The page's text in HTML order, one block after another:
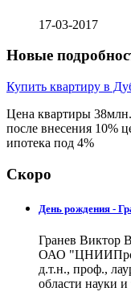
17-03-2017
Новые
Купить квартиру в
Цена квартиры
после внесения 10%
ипотека под 4%
Скоро
День рождения -
Гранев Виктор
ОАО
д.т.н., проф.,
области науки